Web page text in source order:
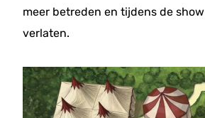
meer betreden en tijdens de
verlaten.